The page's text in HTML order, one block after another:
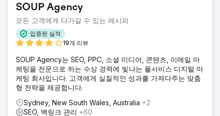
SOUP Agency
모든 고객에게 다가갈 수 있는 레시피
입증된 실적
19개 리뷰
SOUP Agency는 SEO, PPC, 소셜 미디어, 콘텐츠, 이메일 마
케팅을 전문으로 하는 수상 경력에 빛나는 풀서비스 디지털 마
케팅 회사입니다. 고객에게 실질적인 성과를 가져다주는 맞춤
형 전략을 제공합니다.
Sydney, New South Wales, Australia +2
SEO, 백링크 관리 +60